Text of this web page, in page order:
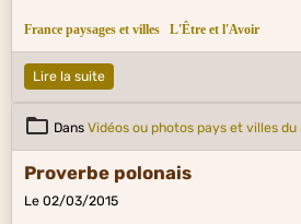
France paysages et villes L'Être et l'Avoir
Lire la suite
Dans Vidéos ou photos pays et villes du
Proverbe polonais
Le 02/03/2015